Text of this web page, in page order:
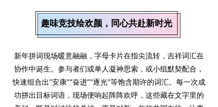
趣味竞技绘欢颜，同心共赴新时光
新年拼词现场暖意融融，字母卡片在指尖流转，吉祥词汇在
协作中诞生。参与者们或单人凝神思索，或小组默契配合，
快速组合出“安康”“奋进”“逐光”等饱含期许的词汇。每一次成
功拼出目标词语，现场便响起阵阵欢呼，这些藏在文字里的